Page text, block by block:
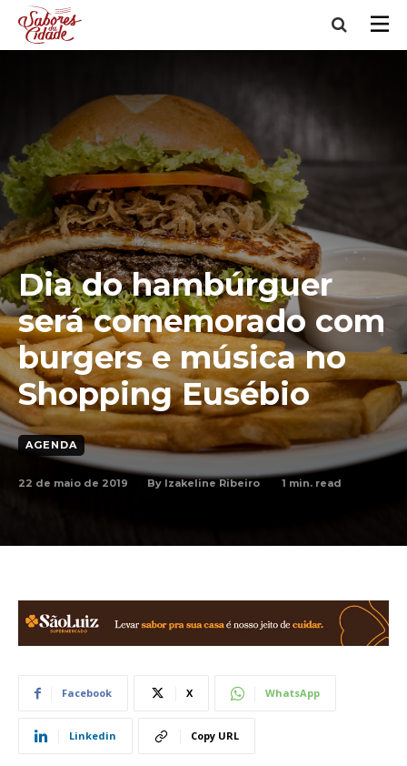
Dia do hambúrguer
será comemorado com
burgers e música no
Shopping Eusébio
AGENDA
22 de maio de 2019 By Izakeline Ribeiro 1 min. read
Facebook X WhatsApp
Linkedin Copy URL